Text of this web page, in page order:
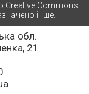
обл.
21
Creative Commons
інше.